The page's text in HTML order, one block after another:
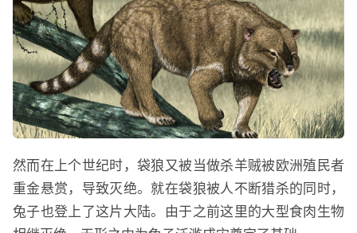
然而在上个世纪时，袋狼又被当做杀羊贼被欧洲殖民者
重金悬赏，导致灭绝。就在袋狼被人不断猎杀的同时，
兔子也登上了这片大陆。由于之前这里的大型食肉生物